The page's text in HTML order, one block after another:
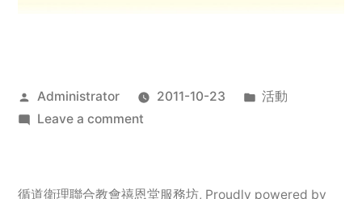
Posted
by
Administrator 2011-10-23
Posted
活動
Leave a commenton
服
循道衛理聯合教會禧恩堂服務坊, Proudly powered by